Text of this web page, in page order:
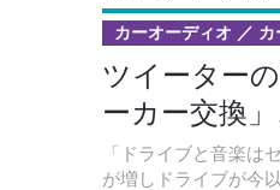
ツイーター
ーカー交換
「ドライブと音楽は
が増しドライブが今
カーオーディオ カ